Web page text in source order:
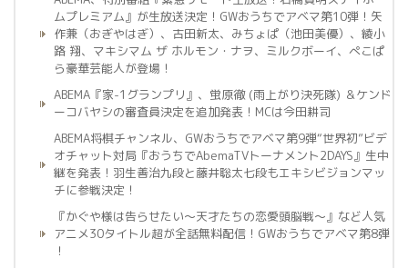
ムプレミアム』が生放送決定！GWおうちでアベマ第10弾！矢
作兼（おぎやはぎ）、古田新太、みちょぱ（池田美優）、綾小
路 翔、マキシマム ザ ホルモン・ナヲ、ミルクボーイ、ぺこぱ
ら豪華芸能人が登場！
ABEMA『家-1グランプリ』、蛍原徹 (雨上がり決死隊) ＆ケンド
ーコバヤシの審査員決定を追加発表！MCは今田耕司
ABEMA将棋チャンネル、GWおうちでアベマ第9弾“世界初”ビデ
オチャット対局『おうちでAbemaTVトーナメント2DAYS』生中
継を発表！羽生善治九段と藤井聡太七段もエキシビジョンマッ
チに参戦決定！
『かぐや様は告らせたい～天才たちの恋愛頭脳戦～』など人気
アニメ30タイトル超が全話無料配信！GWおうちでアベマ第8弾
！